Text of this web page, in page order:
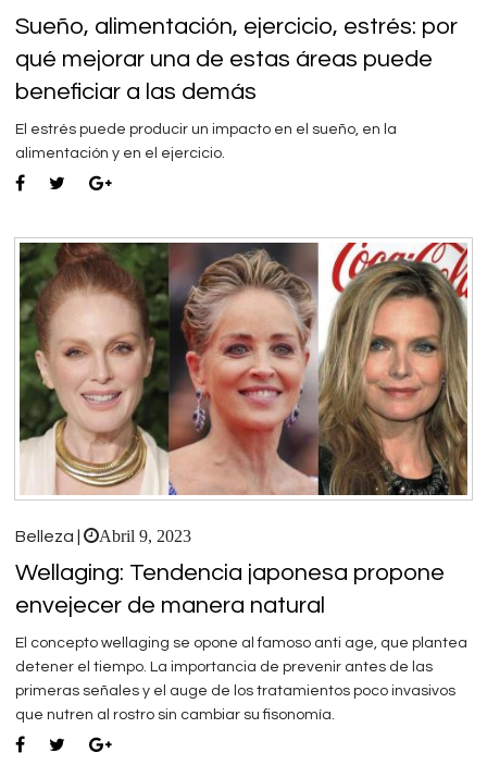
Sueño, alimentación, ejercicio, estrés: por
qué mejorar una de estas áreas puede
beneficiar a las demás
El estrés puede producir un impacto en el sueño, en la
alimentación y en el ejercicio.
Belleza | Abril 9, 2023
Wellaging: Tendencia japonesa propone
envejecer de manera natural
El concepto wellaging se opone al famoso anti age, que plantea
detener el tiempo. La importancia de prevenir antes de las
primeras señales y el auge de los tratamientos poco invasivos
que nutren al rostro sin cambiar su fisonomía.